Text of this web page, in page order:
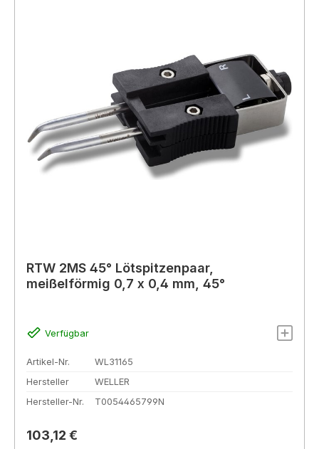
RTW 2MS 45° Lötspitzenpaar,
meißelförmig 0,7 x 0,4 mm, 45°
Verfügbar
Artikel-Nr.
WL31165
Hersteller
WELLER
Hersteller-Nr.
T0054465799N
Regulärer Preis:
103,12 €